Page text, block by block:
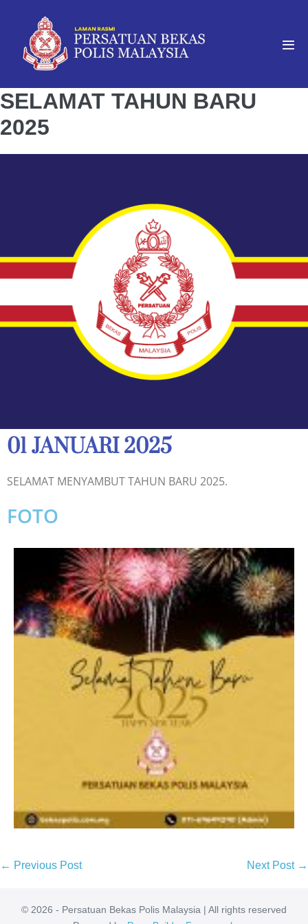
SELAMAT TAHUN BARU
2025
01 JANUARI 2025
SELAMAT MENYAMBUT TAHUN BARU 2025.
FOTO
← Previous Post Next Post →
© 2026 - Persatuan Bekas Polis Malaysia | All rights reserved